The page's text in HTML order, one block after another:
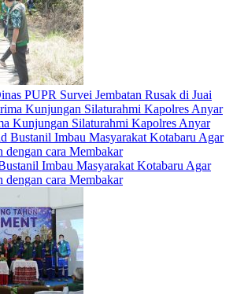
PUPR Survei Jembatan Rusak di Juai
Kunjungan Silaturahmi Kapolres Anyar
Imbau Masyarakat Kotabaru Agar
cara Membakar